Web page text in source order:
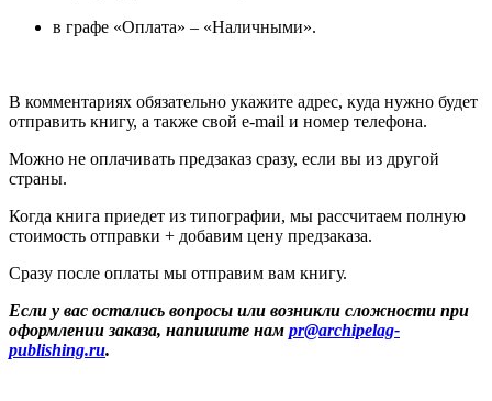
в графе «Оплата» – «Наличными».
В комментариях обязательно укажите адрес, куда нужно будет
отправить книгу, а также свой e-mail и номер телефона.
Можно не оплачивать предзаказ сразу, если вы из другой
страны.
Когда книга приедет из типографии, мы рассчитаем полную
стоимость отправки + добавим цену предзаказа.
Сразу после оплаты мы отправим вам книгу.
Если у вас остались вопросы или возникли сложности при
оформлении заказа, напишите нам pr@archipelag-
publishing.ru.